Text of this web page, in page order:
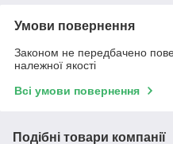
Умови повернення
Законом не передбачено
належної якості
Всі умови повернення
Подібні товари компанії